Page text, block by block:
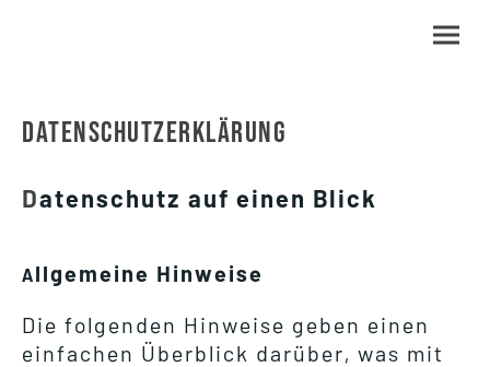
DATENSCHUTZERKLÄRUNG
Datenschutz auf einen Blick
Allgemeine Hinweise
Die folgenden Hinweise geben einen
einfachen Überblick darüber, was mit